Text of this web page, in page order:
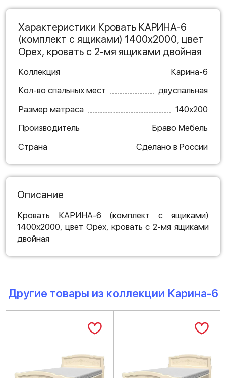
Характеристики Кровать КАРИНА-6
(комплект с ящиками) 1400х2000, цвет
Орех, кровать с 2-мя ящиками двойная
Коллекция
Карина-6
Кол-во спальных мест
двуспальная
Размер матраса
140х200
Производитель
Браво Мебель
Страна
Сделано в России
Описание
Кровать КАРИНА-6 (комплект с ящиками)
1400х2000, цвет Орех, кровать с 2-мя ящиками
двойная
Другие товары из коллекции Карина-6